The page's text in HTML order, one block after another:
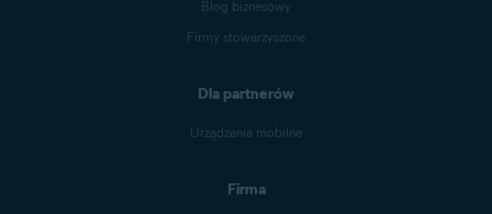
Blog biznesowy
Firmy stowarzyszone
Dla partnerów
Urządzenia mobilne
Firma